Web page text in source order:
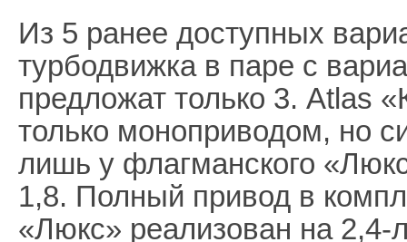
Из 5 ранее доступных
турбодвижка в паре с
предложат только 3. Atlas
только моноприводом, но
лишь у флагманского
1,8. Полный привод в
«Люкс» реализован на 2,4-